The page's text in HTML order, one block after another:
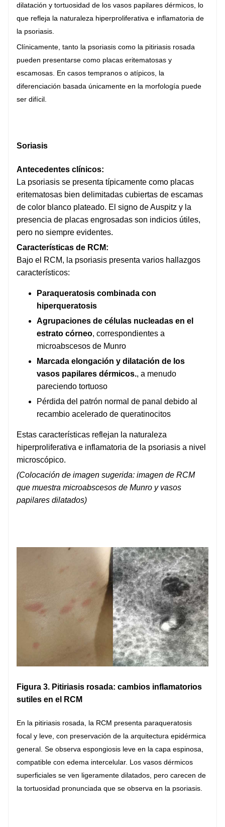
dilatación y tortuosidad de los vasos papilares dérmicos, lo
que refleja la naturaleza hiperproliferativa e inflamatoria de
la psoriasis.
Clínicamente, tanto la psoriasis como la pitiriasis rosada
pueden presentarse como placas eritematosas y
escamosas. En casos tempranos o atípicos, la
diferenciación basada únicamente en la morfología puede
ser difícil.
Soriasis
Antecedentes clínicos:
La psoriasis se presenta típicamente como placas
eritematosas bien delimitadas cubiertas de escamas
de color blanco plateado. El signo de Auspitz y la
presencia de placas engrosadas son indicios útiles,
pero no siempre evidentes.
Características de RCM:
Bajo el RCM, la psoriasis presenta varios hallazgos
característicos:
Paraqueratosis combinada con
hiperqueratosis
Agrupaciones de células nucleadas en el
estrato córneo, correspondientes a
microabscesos de Munro
Marcada elongación y dilatación de los
vasos papilares dérmicos., a menudo
pareciendo tortuoso
Pérdida del patrón normal de panal debido al
recambio acelerado de queratinocitos
Estas características reflejan la naturaleza
hiperproliferativa e inflamatoria de la psoriasis a nivel
microscópico.
(Colocación de imagen sugerida: imagen de RCM
que muestra microabscesos de Munro y vasos
papilares dilatados)
Figura 3. Pitiriasis rosada: cambios inflamatorios
sutiles en el RCM
En la pitiriasis rosada, la RCM presenta paraqueratosis
focal y leve, con preservación de la arquitectura epidérmica
general. Se observa espongiosis leve en la capa espinosa,
compatible con edema intercelular. Los vasos dérmicos
superficiales se ven ligeramente dilatados, pero carecen de
la tortuosidad pronunciada que se observa en la psoriasis.